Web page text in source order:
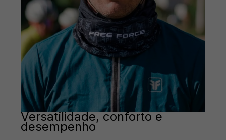
Versatilidade, conforto e
desempenho